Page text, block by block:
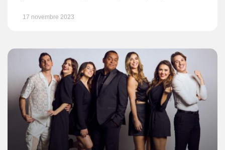
17 novembre 2023